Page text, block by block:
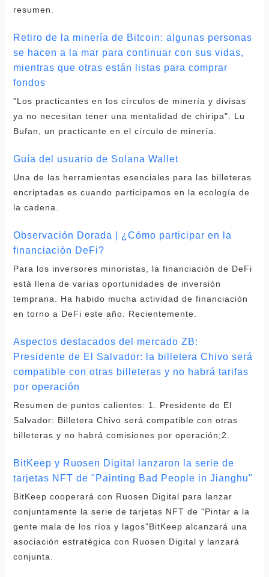
resumen.
Retiro de la minería de Bitcoin: algunas personas
se hacen a la mar para continuar con sus vidas,
mientras que otras están listas para comprar
fondos
"Los practicantes en los círculos de minería y divisas
ya no necesitan tener una mentalidad de chiripa". Lu
Bufan, un practicante en el círculo de minería.
Guía del usuario de Solana Wallet
Una de las herramientas esenciales para las billeteras
encriptadas es cuando participamos en la ecología de
la cadena.
Observación Dorada | ¿Cómo participar en la
financiación DeFi?
Para los inversores minoristas, la financiación de DeFi
está llena de varias oportunidades de inversión
temprana. Ha habido mucha actividad de financiación
en torno a DeFi este año. Recientemente.
Aspectos destacados del mercado ZB:
Presidente de El Salvador: la billetera Chivo será
compatible con otras billeteras y no habrá tarifas
por operación
Resumen de puntos calientes: 1. Presidente de El
Salvador: Billetera Chivo será compatible con otras
billeteras y no habrá comisiones por operación;2.
BitKeep y Ruosen Digital lanzaron la serie de
tarjetas NFT de "Painting Bad People in Jianghu"
BitKeep cooperará con Ruosen Digital para lanzar
conjuntamente la serie de tarjetas NFT de "Pintar a la
gente mala de los ríos y lagos"BitKeep alcanzará una
asociación estratégica con Ruosen Digital y lanzará
conjunta.